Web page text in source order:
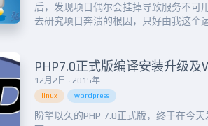
后，发现项目偶尔会挂掉导致服务不可
去研究项目奔溃的根因，只好由我这个
#!/bin/bashprocesscount=$(pgrep
12月2日 · 2015年
linux wordpress
盼望以久的PHP 7.0正式版，终于在今